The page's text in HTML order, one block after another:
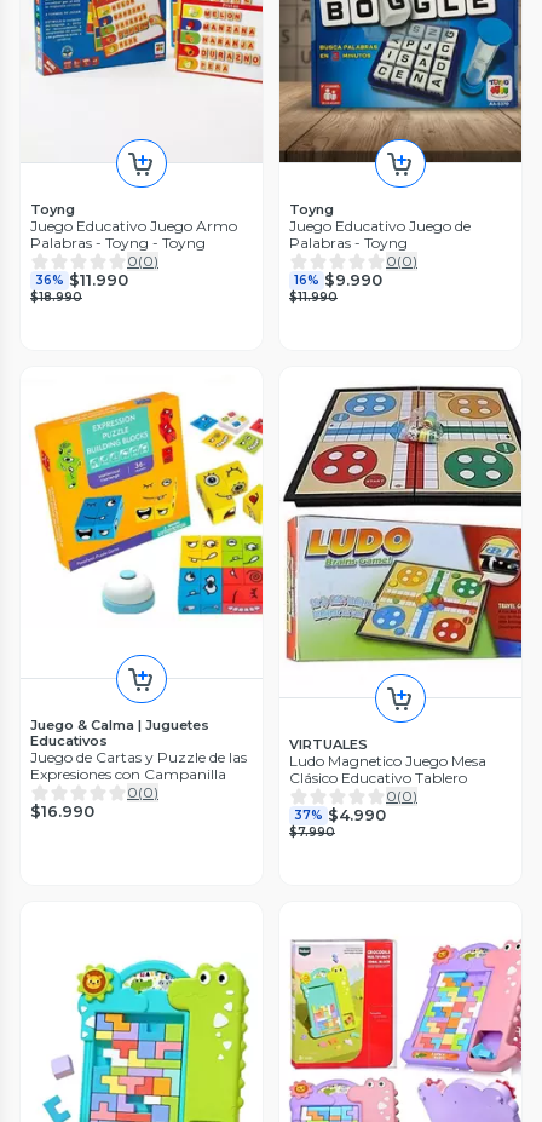
Toyng
Juego Educativo Juego Armo
Palabras - Toyng - Toyng
0(0)
36% $11.990
$18.990
Toyng
Juego Educativo Juego de
Palabras - Toyng
0(0)
16% $9.990
$11.990
Juego & Calma | Juguetes
Educativos
Juego de Cartas y Puzzle de las
Expresiones con Campanilla
0(0)
$16.990
VIRTUALES
Ludo Magnetico Juego Mesa
Clásico Educativo Tablero
0(0)
37% $4.990
$7.990